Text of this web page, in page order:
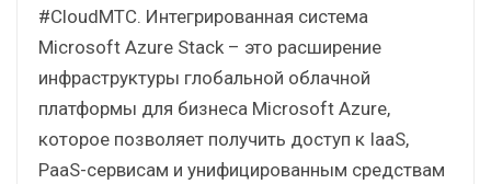
#CloudМТС. Интегрированная система
Microsoft Azure Stack – это расширение
инфраструктуры глобальной облачной
платформы для бизнеса Microsoft Azure,
которое позволяет получить доступ к IaaS,
PaaS-сервисам и унифицированным средствам